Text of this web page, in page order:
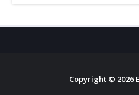
Copyright © 2026